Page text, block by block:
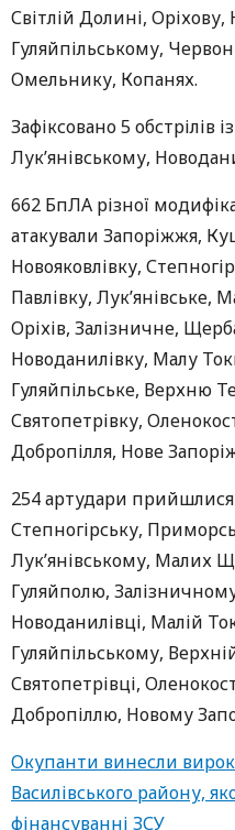
Світлій Долині, Оріхову,
Гуляйпільському,
Омельнику, Копанях.
Зафіксовано 5 обстрілів
Лук’янівському,
662 БпЛА різної
атакували Запоріжжя,
Новояковлівку,
Павлівку, Лук’янівське,
Оріхів, Залізничне,
Новоданилівку, Малу
Гуляйпільське, Верхню
Святопетрівку,
Добропілля, Нове
254 артудари прийшлися
Степногірську,
Лук’янівському, Малих
Гуляйполю,
Новоданилівці, Малій
Гуляйпільському,
Святопетрівці,
Добропіллю, Новому
Окупанти винесли
Василівського району,
фінансуванні ЗСУ